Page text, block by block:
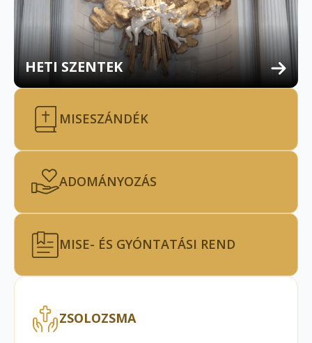
HETI SZENTEK
MISESZÁNDÉK
ADOMÁNYOZÁS
MISE- ÉS GYÓNTATÁSI REND
ZSOLOZSMA